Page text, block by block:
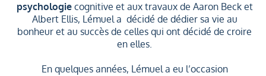
psychologiecognitive et aux travaux de Aaron Beck et
Albert Ellis, Lémuel a décidé de dédier sa vie au
bonheur et au succès de celles qui ont décidé de croire
en elles.
En quelques années, Lémuel a eu l’occasion